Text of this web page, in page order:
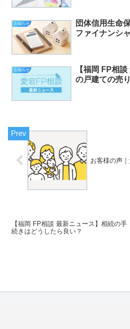
お知らせ
団体信用生命
ファイナンシ
お知らせ
【福岡 FP相
の戸建ての売
お客様の声
【福岡 FP相談 最新ニュース】相続の手
続きはどうしたら良い？